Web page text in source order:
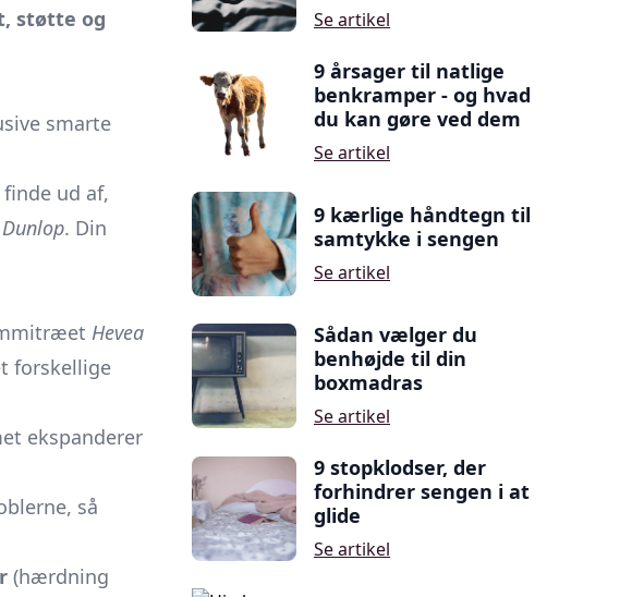
støtte og
smarte
ud af,
. Din
Hevea
forskellige
ekspanderer
så
(hærdning
Se artikel
9 årsager til natlige
benkramper - og hvad
du kan gøre ved dem
Se artikel
9 kærlige håndtegn til
samtykke i sengen
Se artikel
Sådan vælger du
benhøjde til din
boxmadras
Se artikel
9 stopklodser, der
forhindrer sengen i at
glide
Se artikel